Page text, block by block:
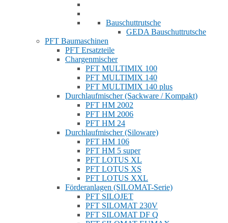
Bauschuttrutsche
GEDA Bauschuttrutsche
PFT Baumaschinen
PFT Ersatzteile
Chargenmischer
PFT MULTIMIX 100
PFT MULTIMIX 140
PFT MULTIMIX 140 plus
Durchlaufmischer (Sackware / Kompakt)
PFT HM 2002
PFT HM 2006
PFT HM 24
Durchlaufmischer (Siloware)
PFT HM 106
PFT HM 5 super
PFT LOTUS XL
PFT LOTUS XS
PFT LOTUS XXL
Förderanlagen (SILOMAT-Serie)
PFT SILOJET
PFT SILOMAT 230V
PFT SILOMAT DF Q